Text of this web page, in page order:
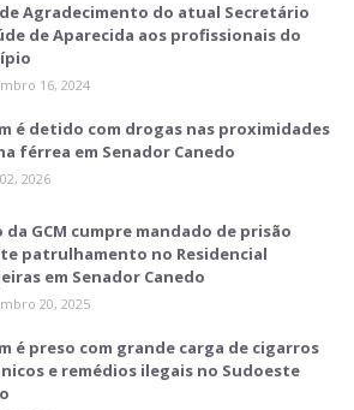
Agradecimento do atual Secretário
de Aparecida aos profissionais do
16, 2024
é detido com drogas nas proximidades
férrea em Senador Canedo
2026
da GCM cumpre mandado de prisão
patrulhamento no Residencial
em Senador Canedo
20, 2025
é preso com grande carga de cigarros
e remédios ilegais no Sudoeste